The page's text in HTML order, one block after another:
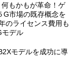
何もかもが革命！ゲ
G市場の既存概念を
のライセンス費用も
デル
モデルを成功に導